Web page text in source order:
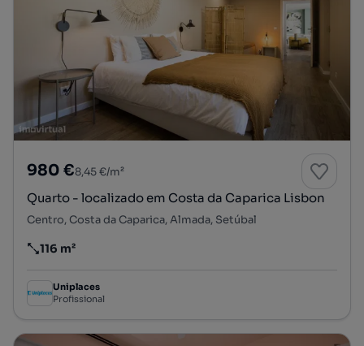
980 €8,45 €/m²
Quarto - localizado em Costa da Caparica Lisbon
Centro, Costa da Caparica, Almada, Setúbal
Preço por metro quadrado
116 m²
Uniplaces
Profissional